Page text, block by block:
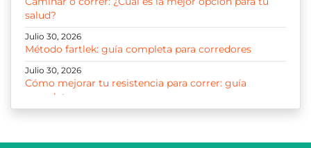
salud?
Julio 30, 2026
Método fartlek: guía completa para corredores
Julio 30, 2026
Cómo mejorar tu resistencia para correr: guía
completa
cada kilómetro